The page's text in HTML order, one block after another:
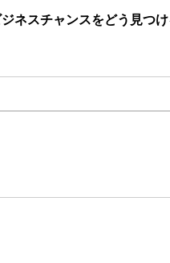
ネスチャンスをどう見つけ